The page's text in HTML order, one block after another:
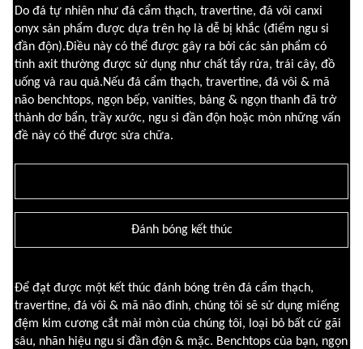
Do đá tự nhiên như đá cẩm thạch, travertine, đá vôi canxi
onyx sản phẩm được dựa trên họ là dễ bị khắc (điểm ngu si
đần độn).Điều này có thể được gây ra bởi các sản phẩm có
tính axit thường được sử dụng như chất tẩy rửa, trái cây, đồ
uống và rau quả.Nếu đá cẩm thạch, travertine, đá vôi & mã
não benchtops, ngọn bếp, vanities, bảng & ngọn thanh đã trở
thành dơ bẩn, trầy xước, ngu si đần độn hoặc mòn những vấn
đề này có thể được sửa chữa.
Đánh bóng kết thúc
Để đạt được một kết thúc đánh bóng trên đá cẩm thạch,
travertine, đá vôi & mã não đỉnh, chúng tôi sẽ sử dụng miếng
đệm kim cương cắt mài mòn của chúng tôi, loại bỏ bất cứ gãi
sâu, nhãn hiệu ngu si đần độn & mặc. Benchtops của bạn, ngọn